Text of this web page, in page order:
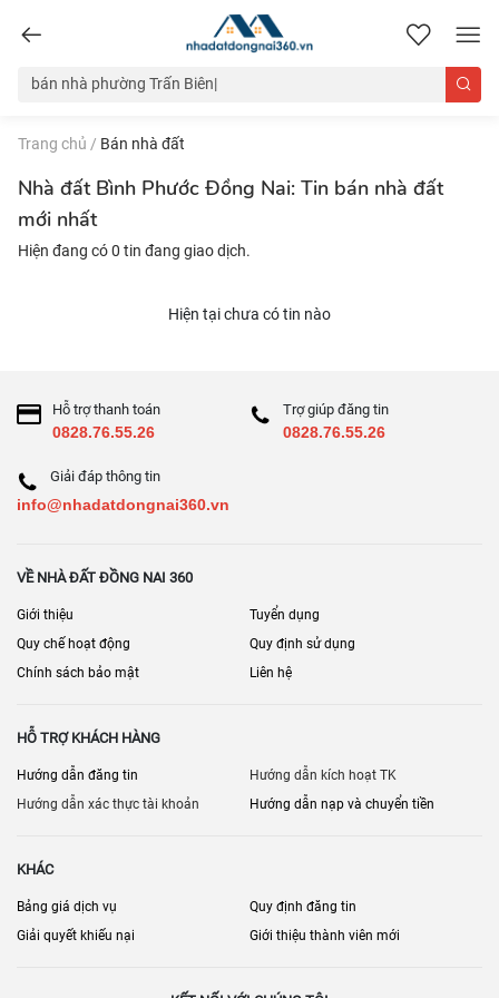
nhadatdongnai360.vn
Trang chủ / Bán nhà đất
Nhà đất Bình Phước Đồng Nai: Tin bán nhà đất
mới nhất
Hiện đang có 0 tin đang giao dịch.
Hiện tại chưa có tin nào
Hỗ trợ thanh toán
0828.76.55.26
Trợ giúp đăng tin
0828.76.55.26
Giải đáp thông tin
info@nhadatdongnai360.vn
VỀ NHÀ ĐẤT ĐỒNG NAI 360
Giới thiệu
Tuyển dụng
Quy chế hoạt động
Quy định sử dụng
Chính sách bảo mật
Liên hệ
HỖ TRỢ KHÁCH HÀNG
Hướng dẫn đăng tin
Hướng dẫn kích hoạt TK
Hướng dẫn xác thực tài khoản
Hướng dẫn nạp và chuyển tiền
KHÁC
Bảng giá dịch vụ
Quy định đăng tin
Giải quyết khiếu nại
Giới thiệu thành viên mới